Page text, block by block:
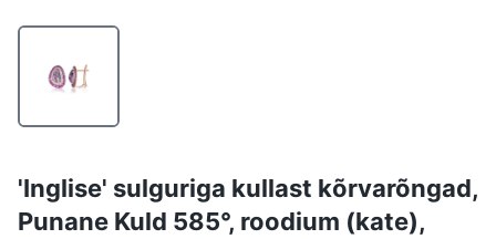
'Inglise' sulguriga kullast kõrvarõngad,
Punane Kuld 585°, roodium (kate),